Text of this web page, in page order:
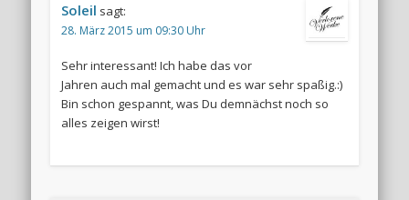
Soleil sagt:
28. März 2015 um 09:30 Uhr
Sehr interessant! Ich habe das vor
Jahren auch mal gemacht und es war sehr spaßig.:)
Bin schon gespannt, was Du demnächst noch so
alles zeigen wirst!